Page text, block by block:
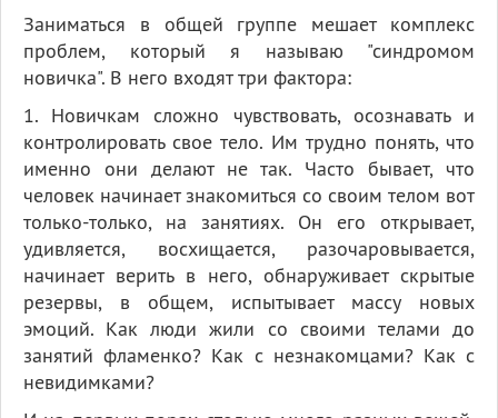
Заниматься в общей группе мешает комплекс
проблем, который я называю "синдромом
новичка". В него входят три фактора:
1. Новичкам сложно чувствовать, осознавать и
контролировать свое тело. Им трудно понять, что
именно они делают не так. Часто бывает, что
человек начинает знакомиться со своим телом вот
только-только, на занятиях. Он его открывает,
удивляется, восхищается, разочаровывается,
начинает верить в него, обнаруживает скрытые
резервы, в общем, испытывает массу новых
эмоций. Как люди жили со своими телами до
занятий фламенко? Как с незнакомцами? Как с
невидимками?